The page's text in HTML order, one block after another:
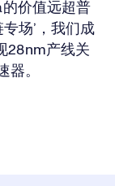
价值远超普
场’，我们成
28nm产线关
器。